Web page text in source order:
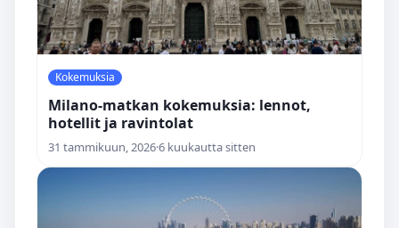
Kokemuksia
Milano-matkan kokemuksia: lennot,
hotellit ja ravintolat
31 tammikuun, 2026·6 kuukautta sitten